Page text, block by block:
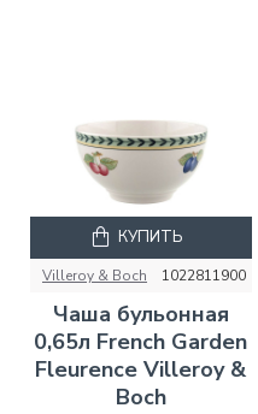
Villeroy & Boch 1022811900
Чаша бульонная
0,65л French Garden
Fleurence Villeroy &
Boch
КУПИТЬ